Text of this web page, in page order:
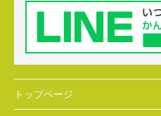
トップページ